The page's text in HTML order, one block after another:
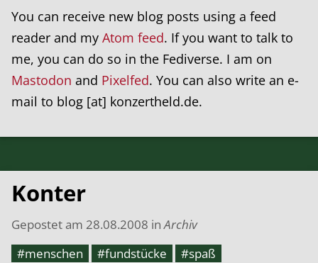
You can receive new blog posts using a feed
reader and my Atom feed. If you want to talk to
me, you can do so in the Fediverse. I am on
Mastodon and Pixelfed. You can also write an e-
mail to blog [at] konzertheld.de.
Konter
Gepostet am 28.08.2008 inArchiv
#menschen
#fundstücke
#spaß